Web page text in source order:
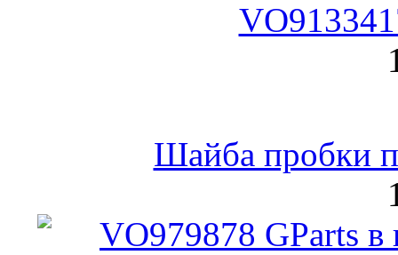
Шайба пробки